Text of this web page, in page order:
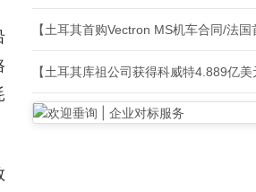
【土耳其首购Vectron MS机车合同/法
【土耳其库祖公司获得科威特4.889亿美